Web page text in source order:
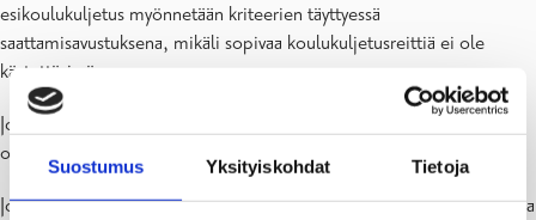
Suostumus Yksityiskohdat Tietoja
esikoulukuljetus myönnetään kriteerien täyttyessä
saattamisavustuksena, mikäli sopivaa koulukuljetusreittiä ei ole
käytettävissä.
Jos hakijoita on enemmän kuin esikoulupaikkoja, sovelletaan alla
olevaa etusijajärjestystä.
Jos on samaan ryhmään kuuluvia (kohdat 1-2) tasapuolisia hakijoita ja